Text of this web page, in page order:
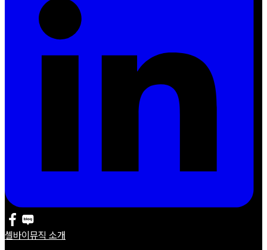
셀바이뮤직 소개